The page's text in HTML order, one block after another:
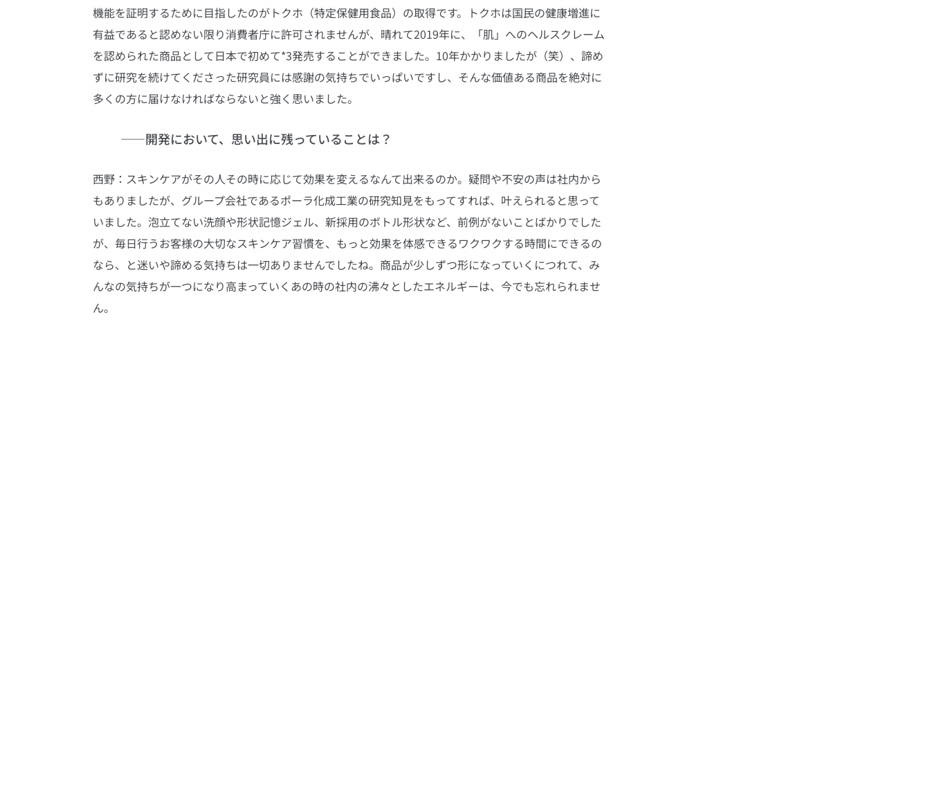
機能を証明するために目指したのがトクホ（特定保健用食品）の取得です。トクホは国民の健康増進に
有益であると認めない限り消費者庁に許可されませんが、晴れて2019年に、「肌」へのヘルスクレーム
を認められた商品として日本で初めて*3発売することができました。10年かかりましたが（笑）、諦め
ずに研究を続けてくださった研究員には感謝の気持ちでいっぱいですし、そんな価値ある商品を絶対に
多くの方に届けなければならないと強く思いました。
――開発において、思い出に残っていることは？
西野：スキンケアがその人その時に応じて効果を変えるなんて出来るのか。疑問や不安の声は社内から
もありましたが、グループ会社であるポーラ化成工業の研究知見をもってすれば、叶えられると思って
いました。泡立てない洗顔や形状記憶ジェル、新採用のボトル形状など、前例がないことばかりでした
が、毎日行うお客様の大切なスキンケア習慣を、もっと効果を体感できるワクワクする時間にできるの
なら、と迷いや諦める気持ちは一切ありませんでしたね。商品が少しずつ形になっていくにつれて、み
んなの気持ちが一つになり高まっていくあの時の社内の沸々としたエネルギーは、今でも忘れられませ
ん。